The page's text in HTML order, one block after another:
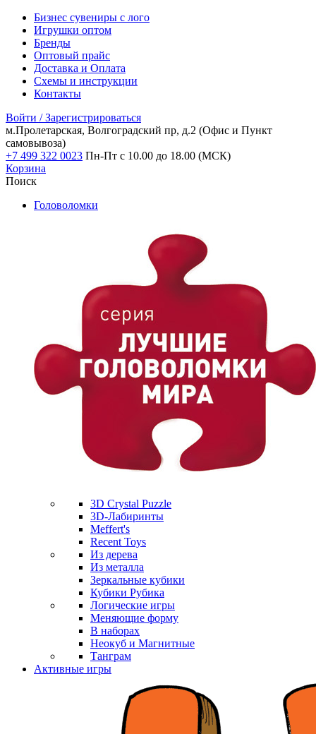
Бизнес сувениры с лого
Игрушки оптом
Бренды
Оптовый прайс
Доставка и Оплата
Схемы и инструкции
Контакты
Войти / Зарегистрироваться
м.Пролетарская, Волгоградский пр, д.2 (Офис и Пункт
самовывоза)
+7 499 322 0023 Пн-Пт с 10.00 до 18.00 (МСК)
Корзина
Поиск
Головоломки
3D Crystal Puzzle
3D-Лабиринты
Meffert's
Recent Toys
Из дерева
Из металла
Зеркальные кубики
Кубики Рубика
Логические игры
Меняющие форму
В наборах
Неокуб и Магнитные
Танграм
Активные игры